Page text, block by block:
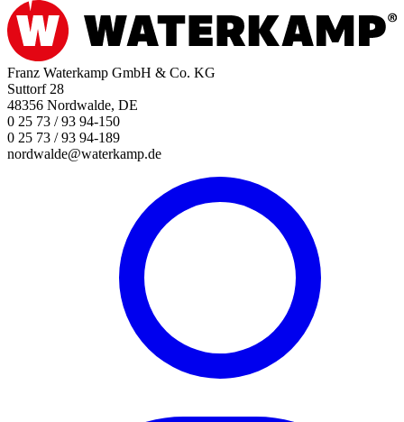
Franz Waterkamp GmbH & Co. KG
Suttorf 28
48356 Nordwalde, DE
0 25 73 / 93 94-150
0 25 73 / 93 94-189
nordwalde@waterkamp.de